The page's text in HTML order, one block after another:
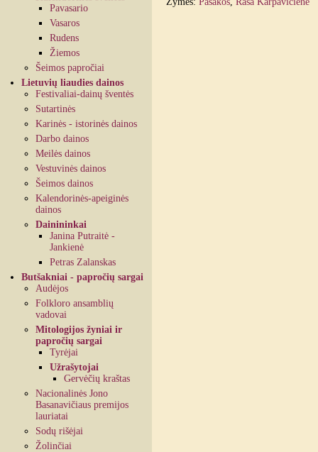
Pavasario
Vasaros
Rudens
Žiemos
Šeimos papročiai
Lietuvių liaudies dainos
Festivaliai-dainų šventės
Sutartinės
Karinės - istorinės dainos
Darbo dainos
Meilės dainos
Vestuvinės dainos
Šeimos dainos
Kalendorinės-apeiginės
dainos
Dainininkai
Janina Putraitė -
Jankienė
Petras Zalanskas
Butšakniai - papročių sargai
Audėjos
Folkloro ansamblių
vadovai
Mitologijos žyniai ir
papročių sargai
Tyrėjai
Užrašytojai
Gervėčių kraštas
Nacionalinės Jono
Basanavičiaus premijos
lauriatai
Sodų rišėjai
Žolinčiai